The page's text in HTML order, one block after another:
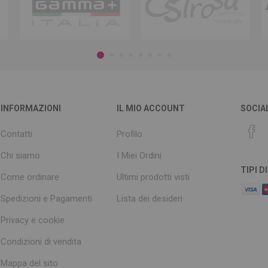
INFORMAZIONI
Contatti
Chi siamo
Come ordinare
Spedizioni e Pagamenti
Privacy e cookie
Condizioni di vendita
Mappa del sito
IL MIO ACCOUNT
Profilo
I Miei Ordini
Ultimi prodotti visti
Lista dei desideri
TIPI